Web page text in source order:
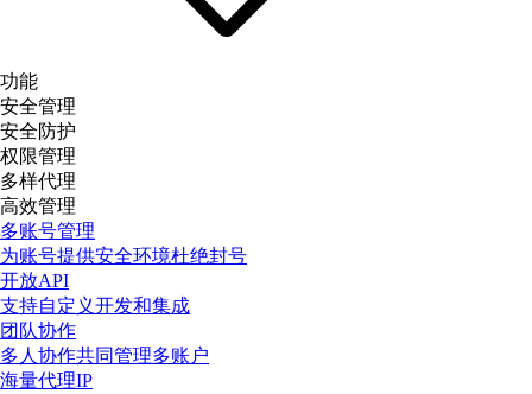
功能
安全管理
安全防护
权限管理
多样代理
高效管理
多账号管理
为账号提供安全环境杜绝封号
开放API
支持自定义开发和集成
团队协作
多人协作共同管理多账户
海量代理IP